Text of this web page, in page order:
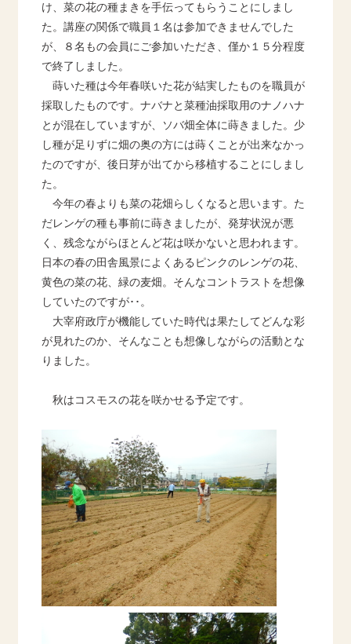
け、菜の花の種まきを手伝ってもらうことにしまし
た。講座の関係で職員１名は参加できませんでした
が、８名もの会員にご参加いただき、僅か１５分程度
で終了しました。
蒔いた種は今年春咲いた花が結実したものを職員が
採取したものです。ナバナと菜種油採取用のナノハナ
とが混在していますが、ソバ畑全体に蒔きました。少
し種が足りずに畑の奥の方には蒔くことが出来なかっ
たのですが、後日芽が出てから移植することにしまし
た。
今年の春よりも菜の花畑らしくなると思います。た
だレンゲの種も事前に蒔きましたが、発芽状況が悪
く、残念ながらほとんど花は咲かないと思われます。
日本の春の田舎風景によくあるピンクのレンゲの花、
黄色の菜の花、緑の麦畑。そんなコントラストを想像
していたのですが･･。
大宰府政庁が機能していた時代は果たしてどんな彩
が見れたのか、そんなことも想像しながらの活動とな
りました。
秋はコスモスの花を咲かせる予定です。